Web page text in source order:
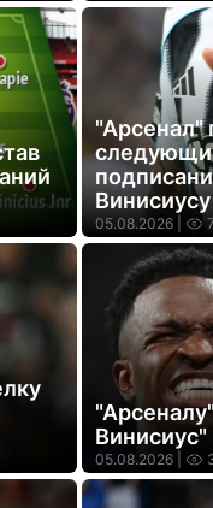
"Арсенал"
Винисиусу
05.08.2026 |
Винисиус"
05.08.2026 |